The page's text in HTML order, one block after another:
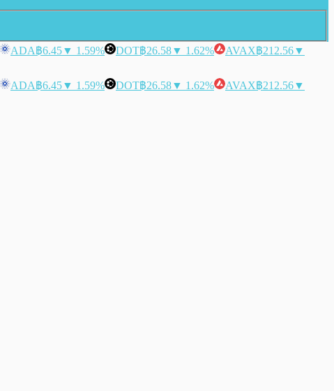
ADA฿6.45▼ 1.59% DOT฿26.58▼ 1.62% AVAX฿212.56▼
ADA฿6.45▼ 1.59% DOT฿26.58▼ 1.62% AVAX฿212.56▼